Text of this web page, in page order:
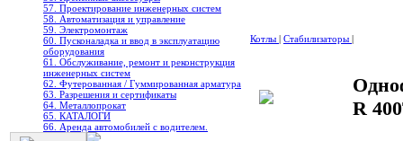
57. Проектирование инженерных систем
58. Автоматизация и управление
59. Электромонтаж
60. Пусконаладка и ввод в эксплуатацию
оборудования
61. Обслуживание, ремонт и реконструкция
инженерных систем
62. Футерованная / Гуммированная арматура
63. Разрешения и сертификаты
64. Металлопрокат
65. КАТАЛОГИ
66. Аренда автомобилей с водителем.
Котлы | Стабилизаторы |
R